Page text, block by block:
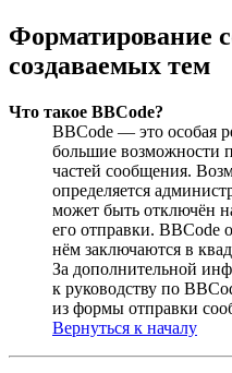
Форматирование
создаваемых тем
Что такое BBCode?
BBCode — это особая
большие возможности
частей сообщения.
определяется
может быть отключён
его отправки. BBCode
нём заключаются в
За дополнительной
к руководству по
из формы отправки
Вернуться к началу